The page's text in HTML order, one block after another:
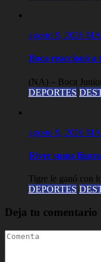
agosto 9, 2026
Boca reaccionó a
(NA) – Boca
DEPORTES
agosto 9, 2026
River suma
Tigre le ganó con
DEPORTES
Deja tu comentario